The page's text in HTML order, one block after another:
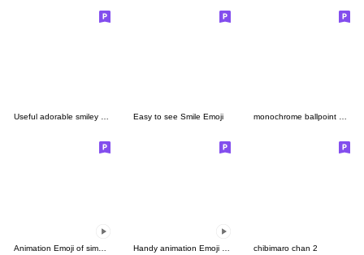
Useful adorable smiley face Easy to see Smile Emoji monochrome ballpoint pen
chibimaro chan 2